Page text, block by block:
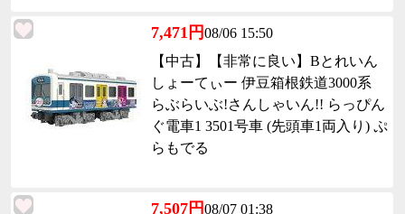
7,471円08/06 15:50
【中古】【非常に良い】Bとれいん
しょーてぃー 伊豆箱根鉄道3000系
らぶらいぶ!さんしゃいん!! らっぴん
ぐ電車1 3501号車 (先頭車1両入り) ぷ
らもでる
7,507円08/07 01:38